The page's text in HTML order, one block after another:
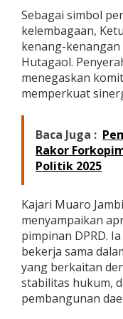
a
n
d
a
n
S
t
i
l
i
H
u
u
m
Sebagai simbol
kelembagaan,
kenang-kenangan
Hutagaol.
menegaskan
memperkuat
Baca Juga :
Rakor
Politik 2025
Kajari Muaro
menyampaikan
pimpinan DPRD.
bekerja sama
yang berkaitan
stabilitas hukum,
pembangunan